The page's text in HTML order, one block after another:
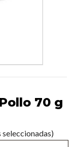
70 g
seleccionadas)